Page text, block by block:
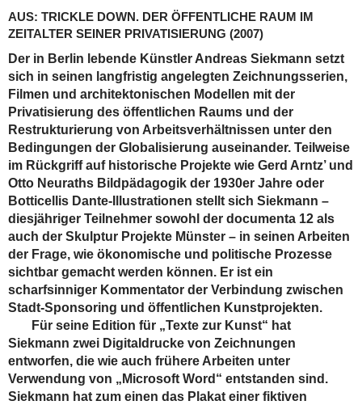
AUS: TRICKLE DOWN. DER ÖFFENTLICHE RAUM IM
ZEITALTER SEINER PRIVATISIERUNG (2007)
Der in Berlin lebende Künstler Andreas Siekmann setzt
sich in seinen langfristig angelegten Zeichnungsserien,
Filmen und architektonischen Modellen mit der
Privatisierung des öffentlichen Raums und der
Restrukturierung von Arbeitsverhältnissen unter den
Bedingungen der Globalisierung auseinander. Teilweise
im Rückgriff auf historische Projekte wie Gerd Arntz’ und
Otto Neuraths Bildpädagogik der 1930er Jahre oder
Botticellis Dante-Illustrationen stellt sich Siekmann –
diesjähriger Teilnehmer sowohl der documenta 12 als
auch der Skulptur Projekte Münster – in seinen Arbeiten
der Frage, wie ökonomische und politische Prozesse
sichtbar gemacht werden können. Er ist ein
scharfsinniger Kommentator der Verbindung zwischen
Stadt-Sponsoring und öffentlichen Kunstprojekten.
Für seine Edition für „Texte zur Kunst“ hat
Siekmann zwei Digitaldrucke von Zeichnungen
entworfen, die wie auch frühere Arbeiten unter
Verwendung von „Microsoft Word“ entstanden sind.
Siekmann hat zum einen das Plakat einer fiktiven